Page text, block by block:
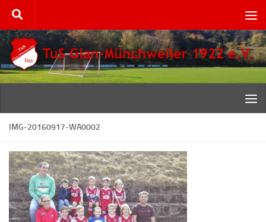
Zum Inhalt springen
IMG-20160917-WA0002